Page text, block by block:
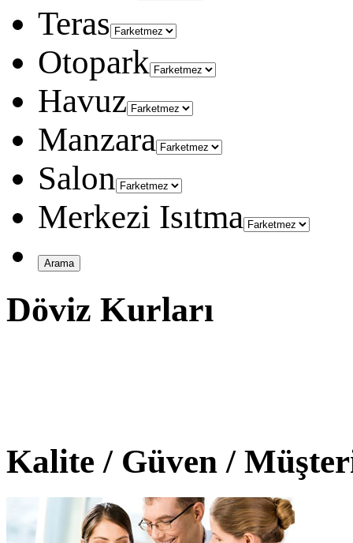
Teras
Otopark
Havuz
Manzara
Salon
Merkezi Isıtma
Döviz Kurları
Kalite / Güven /